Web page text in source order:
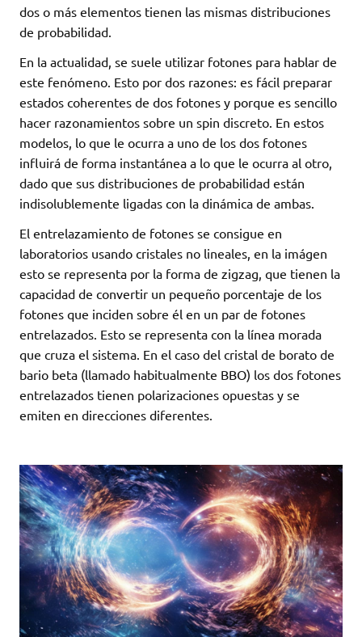
dos o más elementos tienen las mismas distribuciones
de probabilidad.
En la actualidad, se suele utilizar fotones para hablar de
este fenómeno. Esto por dos razones: es fácil preparar
estados coherentes de dos fotones y porque es sencillo
hacer razonamientos sobre un spin discreto. En estos
modelos, lo que le ocurra a uno de los dos fotones
influirá de forma instantánea a lo que le ocurra al otro,
dado que sus distribuciones de probabilidad están
indisolublemente ligadas con la dinámica de ambas.
El entrelazamiento de fotones se consigue en
laboratorios usando cristales no lineales, en la imágen
esto se representa por la forma de zigzag, que tienen la
capacidad de convertir un pequeño porcentaje de los
fotones que inciden sobre él en un par de fotones
entrelazados. Esto se representa con la línea morada
que cruza el sistema. En el caso del cristal de borato de
bario beta (llamado habitualmente BBO) los dos fotones
entrelazados tienen polarizaciones opuestas y se
emiten en direcciones diferentes.